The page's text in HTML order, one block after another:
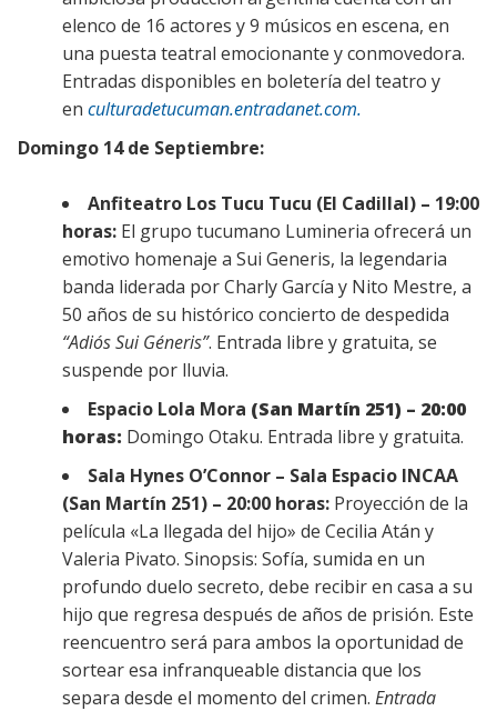
elenco de 16 actores y 9 músicos en escena, en
una puesta teatral emocionante y conmovedora.
Entradas disponibles en boletería del teatro y
en culturadetucuman.entradanet.com.
Domingo 14 de Septiembre:
Anfiteatro Los Tucu Tucu (El Cadillal) – 19:00
horas: El grupo tucumano Lumineria ofrecerá un
emotivo homenaje a Sui Generis, la legendaria
banda liderada por Charly García y Nito Mestre, a
50 años de su histórico concierto de despedida
“Adiós Sui Géneris”. Entrada libre y gratuita, se
suspende por lluvia.
Espacio Lola Mora (San Martín 251) – 20:00
horas: Domingo Otaku. Entrada libre y gratuita.
Sala Hynes O’Connor – Sala Espacio INCAA
(San Martín 251) – 20:00 horas: Proyección de la
película «La llegada del hijo» de Cecilia Atán y
Valeria Pivato. Sinopsis: Sofía, sumida en un
profundo duelo secreto, debe recibir en casa a su
hijo que regresa después de años de prisión. Este
reencuentro será para ambos la oportunidad de
sortear esa infranqueable distancia que los
separa desde el momento del crimen. Entrada